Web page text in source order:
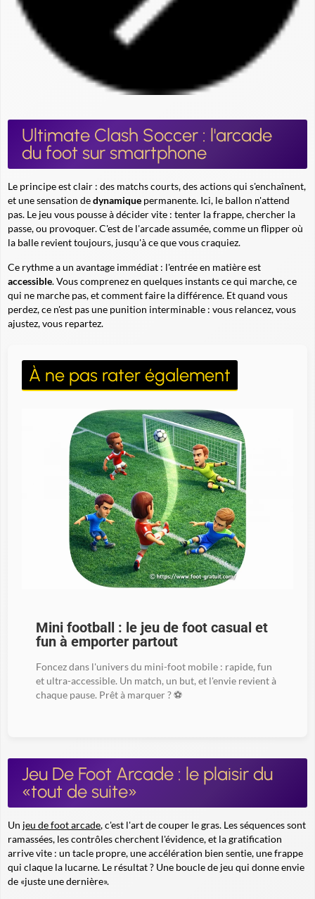
Ultimate Clash Soccer : l'arcade
du foot sur smartphone
Le principe est clair : des matchs courts, des actions qui s'enchaînent,
et une sensation dedynamique permanente. Ici, le ballon n'attend
pas. Le jeu vous pousse à décider vite : tenter la frappe, chercher la
passe, ou provoquer. C'est de l'arcade assumée, comme un flipper où
la balle revient toujours, jusqu'à ce que vous craquiez.
Ce rythme a un avantage immédiat : l'entrée en matière est
accessible. Vous comprenez en quelques instants ce qui marche, ce
qui ne marche pas, et comment faire la différence. Et quand vous
perdez, ce n'est pas une punition interminable : vous relancez, vous
ajustez, vous repartez.
À ne pas rater également
Mini football : le jeu de foot casual et
fun à emporter partout
Foncez dans l'univers du mini-foot mobile : rapide, fun
et ultra-accessible. Un match, un but, et l'envie revient à
chaque pause. Prêt à marquer ? ⚽️
Jeu De Foot Arcade : le plaisir du
«tout de suite»
Un jeu de foot arcade, c'est l'art de couper le gras. Les séquences sont
ramassées, les contrôles cherchent l'évidence, et la gratification
arrive vite : un tacle propre, une accélération bien sentie, une frappe
qui claque la lucarne. Le résultat ? Une boucle de jeu qui donne envie
de «juste une dernière».